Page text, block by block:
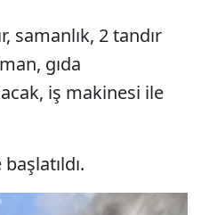
samanlık, 2 tandır
gıda
iş makinesi ile